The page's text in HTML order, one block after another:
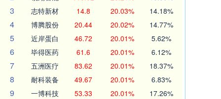
3 志特新材 14.8 20.03% 14.18%
4 博腾股份 20.44 20.02% 14.77%
5 近岸蛋白 46.72 20.01% 5.62%
6 毕得医药 61.6 20.01% 6.12%
7 五洲医疗 83.62 20.01% 18.37%
8 耐科装备 49.67 20.01% 6.83%
9 一博科技 53.33 20.01% 17.26%